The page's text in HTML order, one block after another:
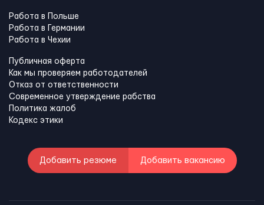
Работа в Польше
Работа в Германии
Работа в Чехии
Публичная оферта
Как мы проверяем работодателей
Отказ от ответственности
Современное утверждение рабства
Политика жалоб
Кодекс этики
Добавить резюме Добавить вакансию